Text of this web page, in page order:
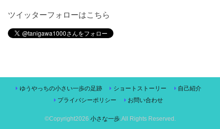
ツイッターフォローはこちら
ゆうやっちの小さい一歩の足跡 ショートストーリー
自己紹介
プライバシーポリシー
お問い合わせ
©Copyright2026 小さな一歩.All Rights Reserved.